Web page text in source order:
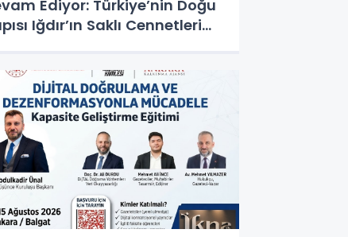
Ediyor: Türkiye’nin Doğu
Iğdır’ın Saklı Cennetleri